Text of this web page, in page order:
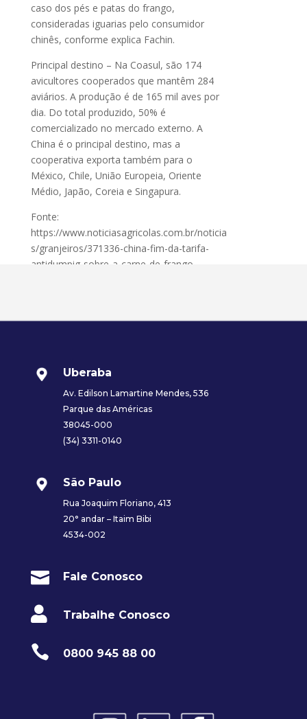
caso dos pés e patas do frango,
consideradas iguarias pelo consumidor
chinês, conforme explica Fachin.
Principal destino – Na Coasul, são 174
avicultores cooperados que mantêm 284
aviários. A produção é de 165 mil aves por
dia. Do total produzido, 50% é
comercializado no mercado externo. A
China é o principal destino, mas a
cooperativa exporta também para o
México, Chile, União Europeia, Oriente
Médio, Japão, Coreia e Singapura.
Fonte:
https://www.noticiasagricolas.com.br/noticia
s/granjeiros/371336-china-fim-da-tarifa-
antidumpig-sobre-a-carne-de-frango-
Uberaba
Av. Edilson Lamartine Mendes, 536
Parque das Américas
38045-000
(34) 3311-0140
São Paulo
Rua Joaquim Floriano, 413
20° andar – Itaim Bibi
4534-002
 Fale Conosco
 Trabalhe Conosco
 0800 945 88 00